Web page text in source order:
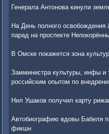
Генерала Антонова кинули
На День полного освобождения
парад на проспекте
В Омске покажется зона
Замминистра культуры, инфы и
российским опытом по
Нил Ушаков получил карту
Автобиографию вдовы Бабеля
фикшн